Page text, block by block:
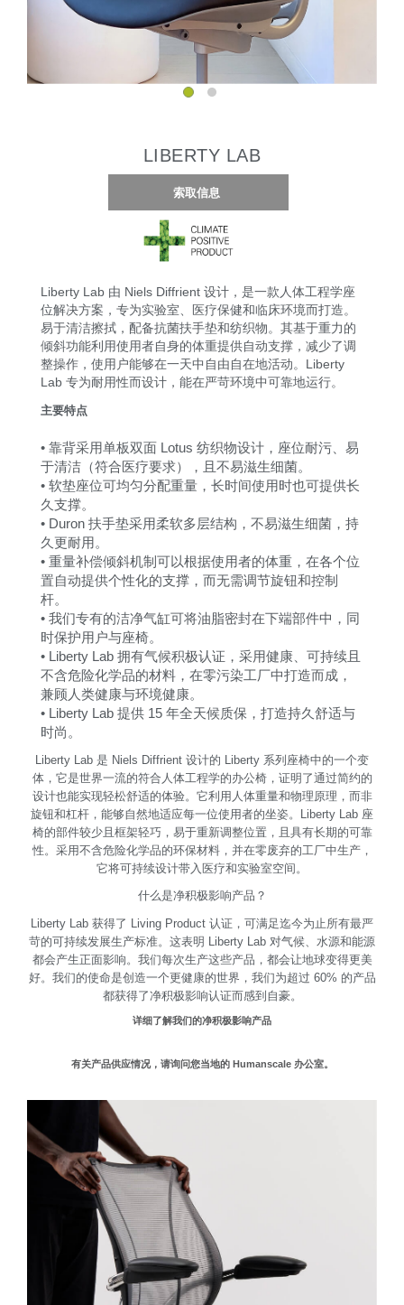
选择您的位置
注册
SIGN IN WITH SSO
LIBERTY LAB
索取信息
Liberty Lab 由 Niels Diffrient 设计，是一款人体工程学座
位解决方案，专为实验室、医疗保健和临床环境而打造。
易于清洁擦拭，配备抗菌扶手垫和纺织物。其基于重力的
倾斜功能利用使用者自身的体重提供自动支撑，减少了调
整操作，使用户能够在一天中自由自在地活动。Liberty
Lab 专为耐用性而设计，能在严苛环境中可靠地运行。
主要特点
• 靠背采用单板双面 Lotus 纺织物设计，座位耐污、易
于清洁（符合医疗要求），且不易滋生细菌。
• 软垫座位可均匀分配重量，长时间使用时也可提供长
久支撑。
• Duron 扶手垫采用柔软多层结构，不易滋生细菌，持
久更耐用。
• 重量补偿倾斜机制可以根据使用者的体重，在各个位
置自动提供个性化的支撑，而无需调节旋钮和控制
杆。
• 我们专有的洁净气缸可将油脂密封在下端部件中，同
时保护用户与座椅。
• Liberty Lab 拥有气候积极认证，采用健康、可持续且
不含危险化学品的材料，在零污染工厂中打造而成，
兼顾人类健康与环境健康。
• Liberty Lab 提供 15 年全天候质保，打造持久舒适与
时尚。
Liberty Lab 是 Niels Diffrient 设计的 Liberty 系列座椅中的一个变
体，它是世界一流的符合人体工程学的办公椅，证明了通过简约的
设计也能实现轻松舒适的体验。它利用人体重量和物理原理，而非
旋钮和杠杆，能够自然地适应每一位使用者的坐姿。Liberty Lab 座
椅的部件较少且框架轻巧，易于重新调整位置，且具有长期的可靠
性。采用不含危险化学品的环保材料，并在零废弃的工厂中生产，
它将可持续设计带入医疗和实验室空间。
什么是净积极影响产品？
Liberty Lab 获得了 Living Product 认证，可满足迄今为止所有最严
苛的可持续发展生产标准。这表明 Liberty Lab 对气候、水源和能源
都会产生正面影响。我们每次生产这些产品，都会让地球变得更美
好。我们的使命是创造一个更健康的世界，我们为超过 60% 的产品
都获得了净积极影响认证而感到自豪。
详细了解我们的净积极影响产品
有关产品供应情况，请询问您当地的 Humanscale 办公室。